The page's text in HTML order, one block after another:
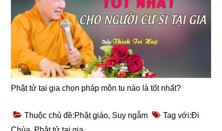
Phật tử tại gia chọn pháp môn tu nào là tốt nhất?
Thuộc chủ đề:Phật giáo, Suy ngẫm Tag với:Đi